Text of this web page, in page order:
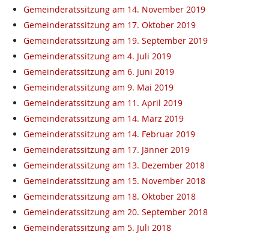
Gemeinderatssitzung am 14. November 2019
Gemeinderatssitzung am 17. Oktober 2019
Gemeinderatssitzung am 19. September 2019
Gemeinderatssitzung am 4. Juli 2019
Gemeinderatssitzung am 6. Juni 2019
Gemeinderatssitzung am 9. Mai 2019
Gemeinderatssitzung am 11. April 2019
Gemeinderatssitzung am 14. März 2019
Gemeinderatssitzung am 14. Februar 2019
Gemeinderatssitzung am 17. Jänner 2019
Gemeinderatssitzung am 13. Dezember 2018
Gemeinderatssitzung am 15. November 2018
Gemeinderatssitzung am 18. Oktober 2018
Gemeinderatssitzung am 20. September 2018
Gemeinderatssitzung am 5. Juli 2018